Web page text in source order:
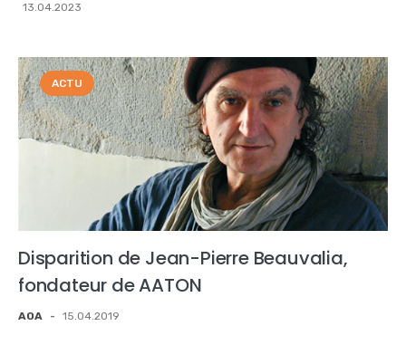
13.04.2023
ACTU
Disparition de Jean-Pierre Beauvalia,
fondateur de AATON
AOA - 15.04.2019